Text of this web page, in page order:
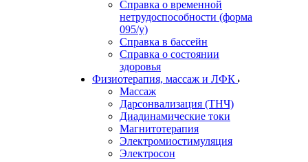
Справка о временной
нетрудоспособности (форма
095/у)
Справка в бассейн
Справка о состоянии
здоровья
Физиотерапия, массаж и ЛФК
Массаж
Дарсонвализация (ТНЧ)
Диадинамические токи
Магнитотерапия
Электромиостимуляция
Электросон